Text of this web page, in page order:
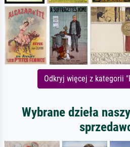
Odkryj więcej z kategorii
Wybrane dzieła